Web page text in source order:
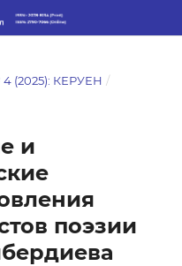
(2025): КЕРУЕН /
и
поэзии